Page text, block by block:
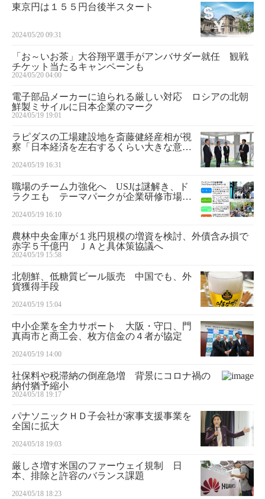
東京円は１５５円台後半スタート
2024/05/20 09:31
「お～いお茶」大谷翔平選手がアンバサダー就任 観戦
チケット当たるキャンペーンも
2024/05/20 04:00
電子部品メーカーに迫られる厳しい対応 ロシアの北朝
鮮製ミサイルに日本企業のマーク
2024/05/19 19:01
ラピダスの工場建設地を斎藤健経産相が視
察「日本経済を左右するくらい大きな意
2024/05/19 16:31
職場のチーム力強化へ USJは謎解き、ド
ラクエも テーマパークが企業研修市場に
2024/05/19 16:10
農林中央金庫が１兆円規模の増資を検討、外債含み損で
赤字５千億円 ＪＡと具体策協議へ
2024/05/19 15:58
北朝鮮、低糖質ビール販売 中国でも、外
貨獲得手段
2024/05/19 15:04
中小企業を全力サポート 大阪・守口、門
真両市と商工会、枚方信金の４者が協定
2024/05/19 14:00
社保料や税滞納の倒産急増 背景にコロナ禍の
納付猶予縮小
2024/05/18 19:17
パナソニックＨＤ子会社が家事支援事業を
全国に拡大
2024/05/18 19:03
厳しさ増す米国のファーウェイ規制 日
本、排除と許容のバランス課題
2024/05/18 18:23